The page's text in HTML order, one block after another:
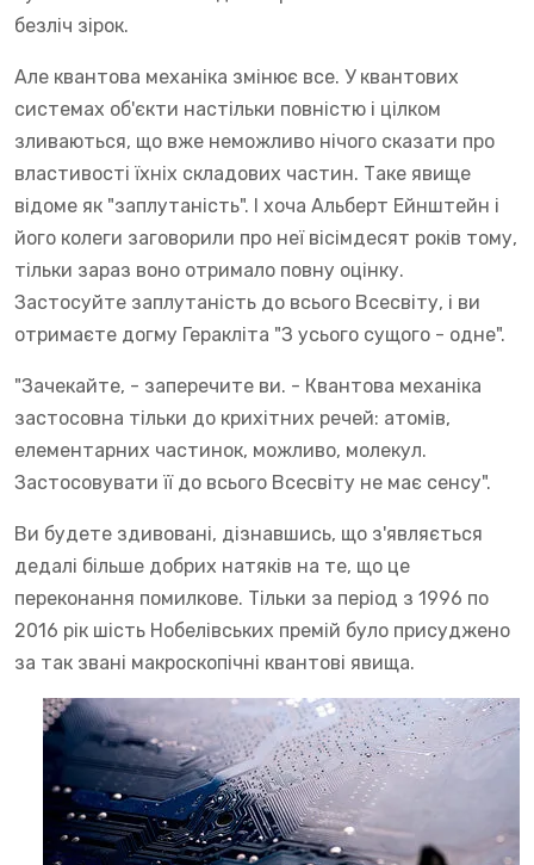
безліч зірок.
Але квантова механіка змінює все. У квантових
системах об'єкти настільки повністю і цілком
зливаються, що вже неможливо нічого сказати про
властивості їхніх складових частин. Таке явище
відоме як "заплутаність". І хоча Альберт Ейнштейн і
його колеги заговорили про неї вісімдесят років тому,
тільки зараз воно отримало повну оцінку.
Застосуйте заплутаність до всього Всесвіту, і ви
отримаєте догму Геракліта "З усього сущого - одне".
"Зачекайте, - заперечите ви. - Квантова механіка
застосовна тільки до крихітних речей: атомів,
елементарних частинок, можливо, молекул.
Застосовувати її до всього Всесвіту не має сенсу".
Ви будете здивовані, дізнавшись, що з'являється
дедалі більше добрих натяків на те, що це
переконання помилкове. Тільки за період з 1996 по
2016 рік шість Нобелівських премій було присуджено
за так звані макроскопічні квантові явища.